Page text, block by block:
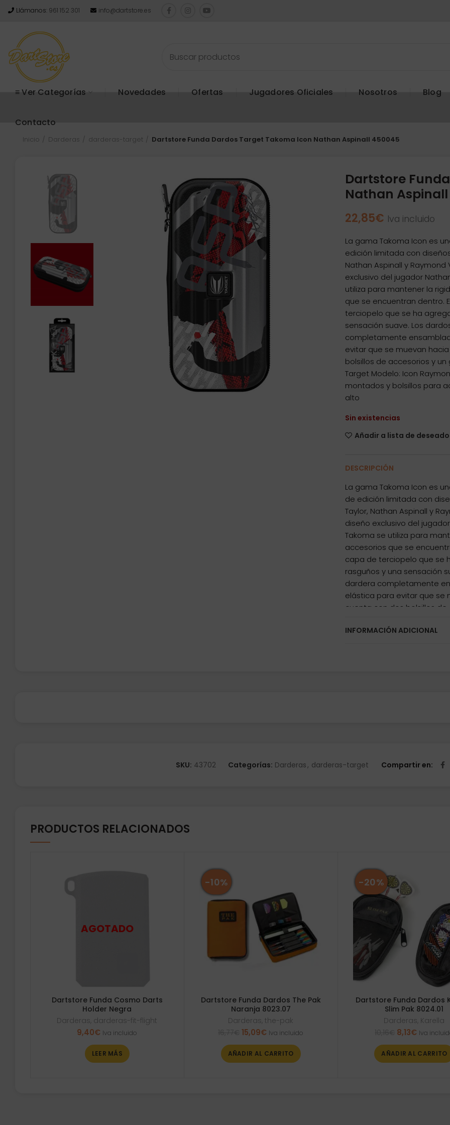
Llámanos: 961 152 301 info@dartstore.es
≡ Ver Categorías Novedades Ofertas Jugadores Oficiales Nosotros Blog
Contacto
Inicio Darderas darderas-target Dartstore Funda Dardos Target Takoma Icon Nathan Aspinall 450045
Dartstore
Nathan
22,85€ Iva incluido
La gama Takoma Icon es
edición limitada con
Nathan Aspinall y
exclusivo del jugador
utiliza para mantener la
que se encuentran dentro.
terciopelo que se ha
sensación suave. Los
completamente
evitar que se muevan
bolsillos de accesorios y
Target Modelo: Icon
montados y bolsillos para
alto
Sin existencias
Añadir a lista de
DESCRIPCIÓN
La gama Takoma Icon es
de edición limitada con
Taylor, Nathan Aspinall y
diseño exclusivo del
Takoma se utiliza para
accesorios que se
capa de terciopelo que se
rasguños y una sensación
dardera completamente
elástica para evitar que se
cuenta con dos bolsillos
1 Juego de 3 dardos
INFORMACIÓN ADICIONAL
SKU: 43702 Categorías: Darderas, darderas-target Compartir en
PRODUCTOS RELACIONADOS
Dartstore Funda Cosmo Darts
Holder Negra
Darderas, darderas-fit-flight
9,40€ Iva incluido
LEER MÁS
-10%
Dartstore Funda Dardos The Pak
Naranja 8023.07
Darderas,the-pak
El
original
era:
15,09€El
actual
es:
Iva incluido
AÑADIR AL CARRITO
-20%
Dartstore Funda Dardos
Slim Pak 8024.01
Darderas, Karella
El
original
era:
8,13€El
actual
es:
Iva
AÑADIR AL CARRITO